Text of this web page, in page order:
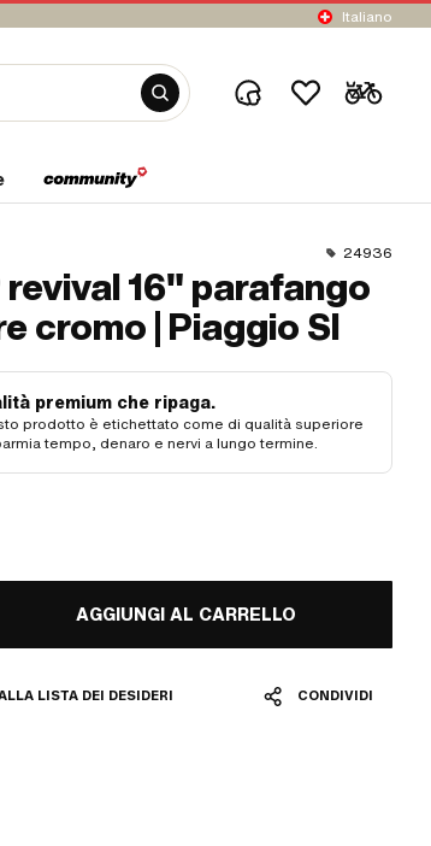
Italiano
24936
16" parafango
cromo | Piaggio SI
premium che ripaga.
prodotto è etichettato come di qualità superiore
tempo, denaro e nervi a lungo termine.
AGGIUNGI AL CARRELLO
LISTA DEI DESIDERI CONDIVIDI